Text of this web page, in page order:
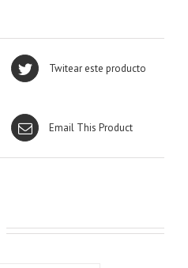
Twitear este producto
Email This Product